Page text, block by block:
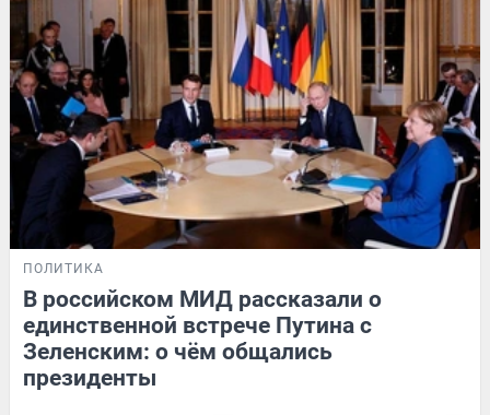
ПОЛИТИКА
В российском МИД рассказали о
единственной встрече Путина с
Зеленским: о чём общались
президенты